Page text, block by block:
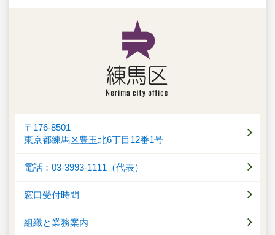
〒176-8501
東京都練馬区豊玉北6丁目12番1号
電話：03-3993-1111（代表）
窓口受付時間
組織と業務案内